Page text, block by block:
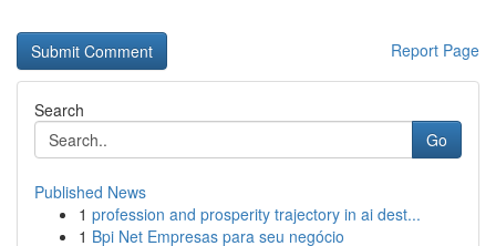
Report Page
Search
Go
Published News
1 profession and prosperity trajectory in ai dest...
1 Bpi Net Empresas para seu negócio